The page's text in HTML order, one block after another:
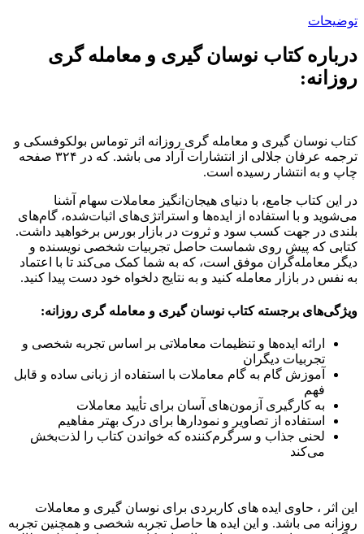
توضیحات
درباره کتاب نوسان گیری و معامله گری
روزانه:
کتاب نوسان گیری و معامله گری روزانه اثر توماس بولکوفسکی و
ترجمه عرفان جلالی از انتشارات آراد می باشد. که در ۳۲۴ صفحه
چاپ و به انتشار رسیده است.
در این کتاب جامع، با دنیای هیجان‌انگیز معاملات سهام آشنا
می‌شوید و با استفاده از ایده‌ها و استراتژی‌های اثبات‌شده، گام‌های
بلندی در جهت کسب سود و ثروت در بازار بورس برخواهید داشت.
کتابی که پیش روی شماست حاصل تجربیات شخصی نویسنده و
دیگر معامله‌گران موفق است، که به شما کمک می‌کند تا با اعتماد
به نفس در بازار معامله کنید و به نتایج دلخواه خود دست پیدا کنید.
ویژگی‌های برجسته کتاب نوسان گیری و معامله گری روزانه:
ارائه ایده‌ها و تنظیمات معاملاتی بر اساس تجربه شخصی و
تجربیات دیگران
آموزش گام به گام معاملات با استفاده از زبانی ساده و قابل
فهم
به کارگیری آزمون‌های آسان برای تأیید معاملات
استفاده از تصاویر و نمودارها برای درک بهتر مفاهیم
لحنی جذاب و سرگرم‌کننده که خواندن کتاب را لذت‌بخش
می‌کند
این اثر ، حاوی ایده های کاربردی برای نوسان گیری و معاملات
روزانه می باشد. و این ایده ها حاصل تجربه شخصی و همچنین تجربه